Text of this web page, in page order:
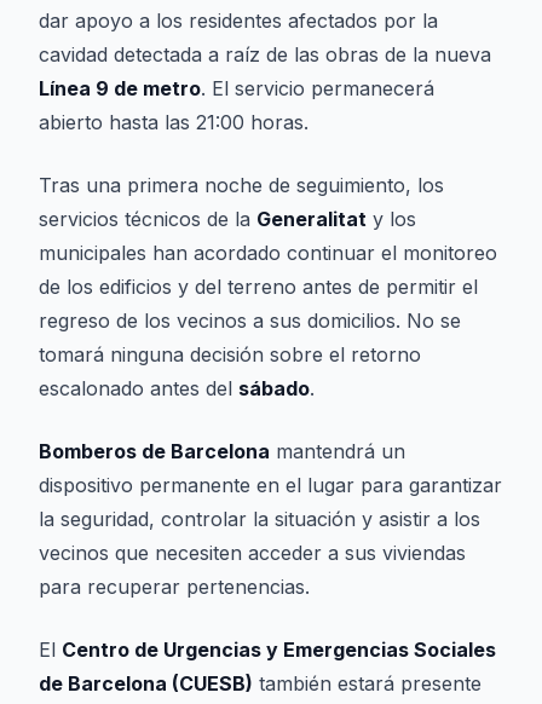
dar apoyo a los residentes afectados por la
cavidad detectada a raíz de las obras de la nueva
Línea 9 de metro. El servicio permanecerá
abierto hasta las 21:00 horas.
Tras una primera noche de seguimiento, los
servicios técnicos de la Generalitat y los
municipales han acordado continuar el monitoreo
de los edificios y del terreno antes de permitir el
regreso de los vecinos a sus domicilios. No se
tomará ninguna decisión sobre el retorno
escalonado antes del sábado.
Bomberos de Barcelona mantendrá un
dispositivo permanente en el lugar para garantizar
la seguridad, controlar la situación y asistir a los
vecinos que necesiten acceder a sus viviendas
para recuperar pertenencias.
El Centro de Urgencias y Emergencias Sociales
de Barcelona (CUESB) también estará presente